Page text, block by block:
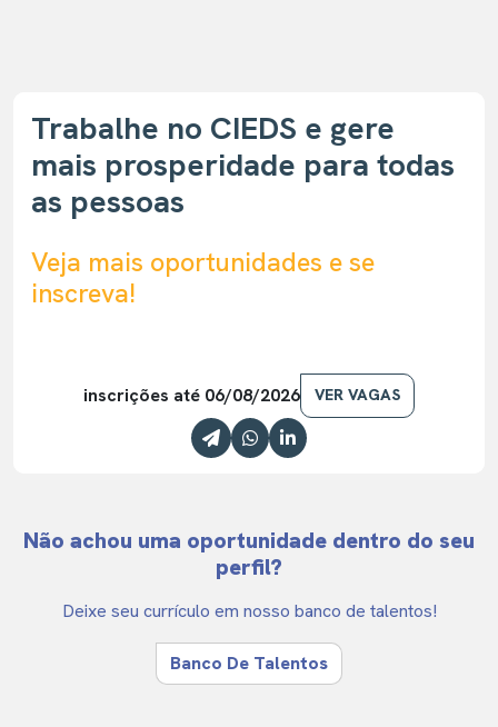
Trabalhe no CIEDS e gere
mais prosperidade para todas
as pessoas
Veja mais oportunidades e se
inscreva!
inscrições até 06/08/2026 VER VAGAS
Não achou uma oportunidade dentro do seu
perfil?
Deixe seu currículo em nosso banco de talentos!
Banco De Talentos